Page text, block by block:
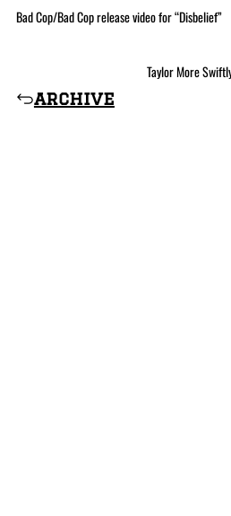
Bad Cop/Bad Cop release video for “Disbelief”
archive
Taylor More